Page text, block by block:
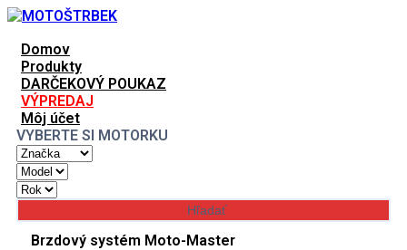
Domov
Produkty
DARČEKOVÝ POUKAZ
VÝPREDAJ
Môj účet
VYBERTE SI MOTORKU
Brzdový systém Moto-Master